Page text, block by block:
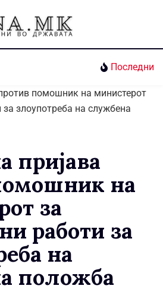
Последни
пријава
на
за
работи за
на
положба